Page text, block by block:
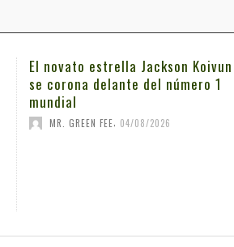
El novato estrella Jackson Koivun
se corona delante del número 1
mundial
MR. GREEN FEE 04/08/2026